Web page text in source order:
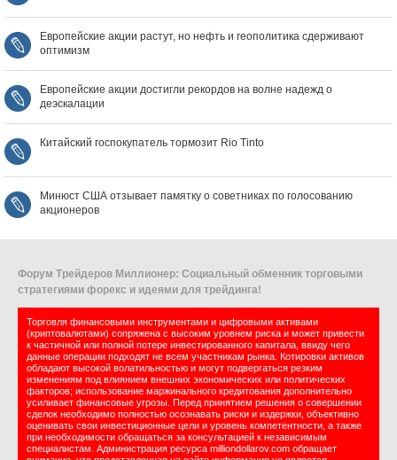
Европейские акции растут, но нефть и геополитика сдерживают
оптимизм
Европейские акции достигли рекордов на волне надежд о
деэскалации
Китайский госпокупатель тормозит Rio Tinto
Минюст США отзывает памятку о советниках по голосованию
акционеров
Форум Трейдеров Миллионер: Социальный обменник торговыми
стратегиями форекс и идеями для трейдинга!
Торговля финансовыми инструментами и цифровыми активами
(криптовалютами) сопряжена с высоким уровнем риска и может привести
к частичной или полной потере инвестированного капитала, ввиду чего
данные операции подходят не всем участникам рынка. Котировки активов
обладают высокой волатильностью и могут подвергаться резким
изменениям под влиянием внешних экономических или политических
факторов; использование маржинального кредитования дополнительно
усиливает финансовые угрозы. Перед принятием решения о совершении
сделок необходимо полностью осознавать риски и издержки, объективно
оценивать свои инвестиционные цели и уровень компетентности, а также
при необходимости обращаться за консультацией к независимым
специалистам. Администрация ресурса milliondollarov.com обращает